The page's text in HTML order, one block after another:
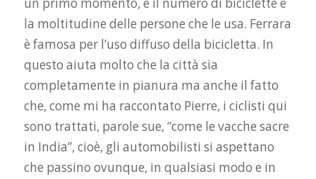
un primo momento, è il numero di biciclette e
la moltitudine delle persone che le usa. Ferrara
è famosa per l’uso diffuso della bicicletta. In
questo aiuta molto che la città sia
completamente in pianura ma anche il fatto
che, come mi ha raccontato Pierre, i ciclisti qui
sono trattati, parole sue, “come le vacche sacre
in India”, cioè, gli automobilisti si aspettano
che passino ovunque, in qualsiasi modo e in